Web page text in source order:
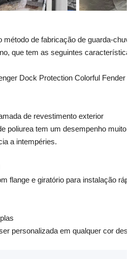
método de fabricação de guarda-
que tem as seguintes
Dock Protection Colorful Fender
de revestimento exterior
poliurea tem um desempenho muito
a intempéries.
flange e giratório para instalação
personalizada em qualquer cor